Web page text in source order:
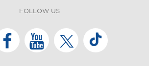
FOLLOW US